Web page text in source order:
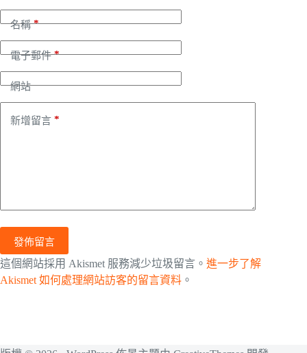
名稱*
電子郵件*
網站
新增留言 *
發佈留言
這個網站採用 Akismet 服務減少垃圾留言。 進一步了解
Akismet 如何處理網站訪客的留言資料 。